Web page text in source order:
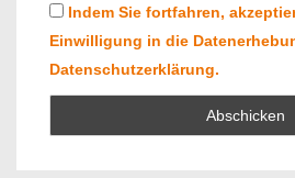
Indem Sie fortfahren,
Einwilligung in die
Datenschutzerklärung.